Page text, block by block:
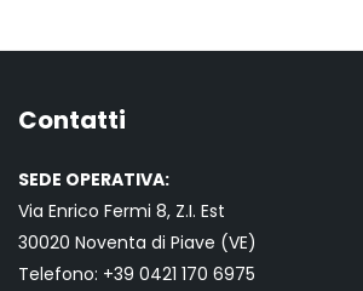
Contatti
SEDE OPERATIVA:
Via Enrico Fermi 8, Z.I. Est
30020 Noventa di Piave (VE)
Telefono: +39 0421 170 6975